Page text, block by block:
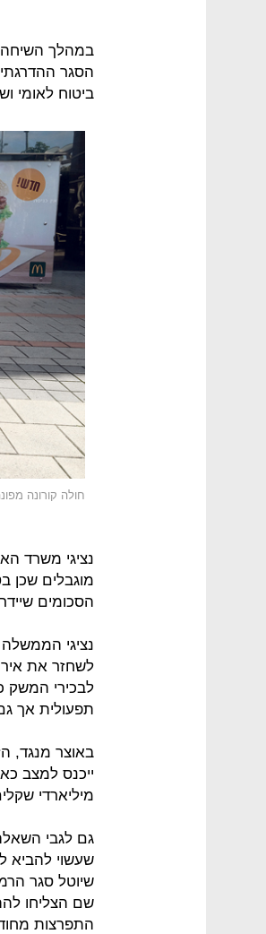
במהלך השיחה
הסגר ההדרגתי
ביטוח לאומי
חולה קורונה
נציגי משרד
מוגבלים שכן
הסכומים
נציגי
לשחזר את
לבכירי המשק
תפעולית אך
באוצר מנגד,
ייכנס למצב
מיליארדי
גם לגבי
שעשוי להביא
שיוטל סגר
שם הצליחו
התפרצות